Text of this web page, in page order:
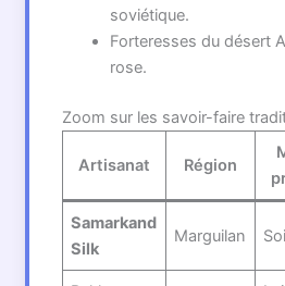
soviétique.
Forteresses du désert
rose.
Zoom sur les savoir-faire
Artisanat Région
Samarkand
Silk
Marguilan